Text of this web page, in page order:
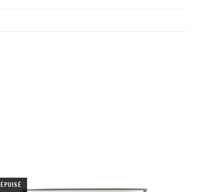
ÉPUISÉ